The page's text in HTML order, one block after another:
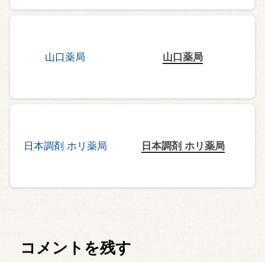
山口薬局
日本調剤 ホリ薬局
コメントを残す